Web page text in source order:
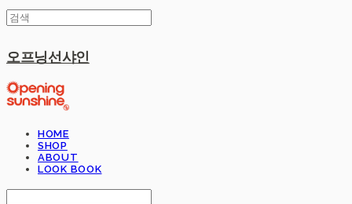
오프닝선샤인
HOME
SHOP
ABOUT
LOOK BOOK